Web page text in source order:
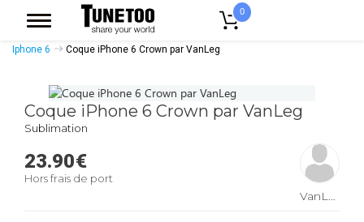
0
Accessoires Casquettes Coques Smartphones
Iphone 6
Coque iPhone 6 Crown par VanLeg
Coque iPhone 6 Crown par VanLeg
Sublimation
23.90€
Hors frais de port
VanLeg